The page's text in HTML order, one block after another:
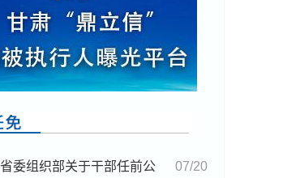
07/20
委组织部关于干部任前公